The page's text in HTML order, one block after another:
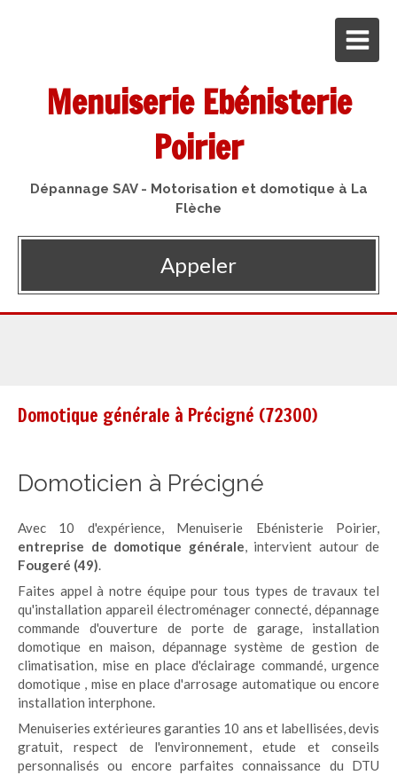
Menuiserie Ebénisterie
Poirier
Dépannage SAV - Motorisation et domotique à La
Flèche
Appeler
Domotique générale à Précigné (72300)
Domoticien à Précigné
Avec 10 d'expérience, Menuiserie Ebénisterie Poirier,
entreprise de domotique générale, intervient autour de
Fougeré (49).
Faites appel à notre équipe pour tous types de travaux tel
qu'installation appareil électroménager connecté, dépannage
commande d'ouverture de porte de garage, installation
domotique en maison, dépannage système de gestion de
climatisation, mise en place d'éclairage commandé, urgence
domotique , mise en place d'arrosage automatique ou encore
installation interphone.
Menuiseries extérieures garanties 10 ans et labellisées, devis
gratuit, respect de l'environnement, etude et conseils
personnalisés ou encore parfaites connaissance du DTU